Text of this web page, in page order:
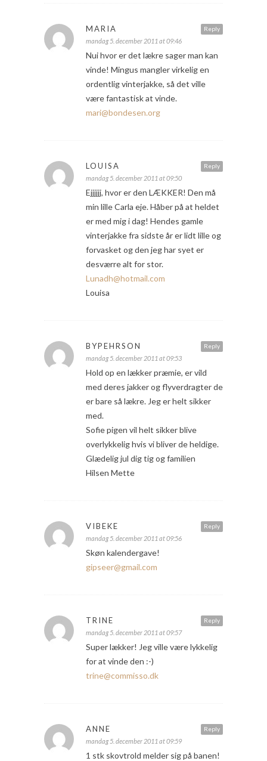
Reply
MARIA
mandag 5. december 2011 at 09:46
Nui hvor er det lækre sager man kan
vinde! Mingus mangler virkelig en
ordentlig vinterjakke, så det ville
være fantastisk at vinde.
mari@bondesen.org
Reply
LOUISA
mandag 5. december 2011 at 09:50
Ejjjjjj, hvor er den LÆKKER! Den må
min lille Carla eje. Håber på at heldet
er med mig i dag! Hendes gamle
vinterjakke fra sidste år er lidt lille og
forvasket og den jeg har syet er
desværre alt for stor.
Lunadh@hotmail.com
Louisa
Reply
BYPEHRSON
mandag 5. december 2011 at 09:53
Hold op en lækker præmie, er vild
med deres jakker og flyverdragter de
er bare så lækre. Jeg er helt sikker
med.
Sofie pigen vil helt sikker blive
overlykkelig hvis vi bliver de heldige.
Glædelig jul dig tig og familien
Hilsen Mette
Reply
VIBEKE
mandag 5. december 2011 at 09:56
Skøn kalendergave!
gipseer@gmail.com
Reply
TRINE
mandag 5. december 2011 at 09:57
Super lækker! Jeg ville være lykkelig
for at vinde den :-)
trine@commisso.dk
Reply
ANNE
mandag 5. december 2011 at 09:59
1 stk skovtrold melder sig på banen!